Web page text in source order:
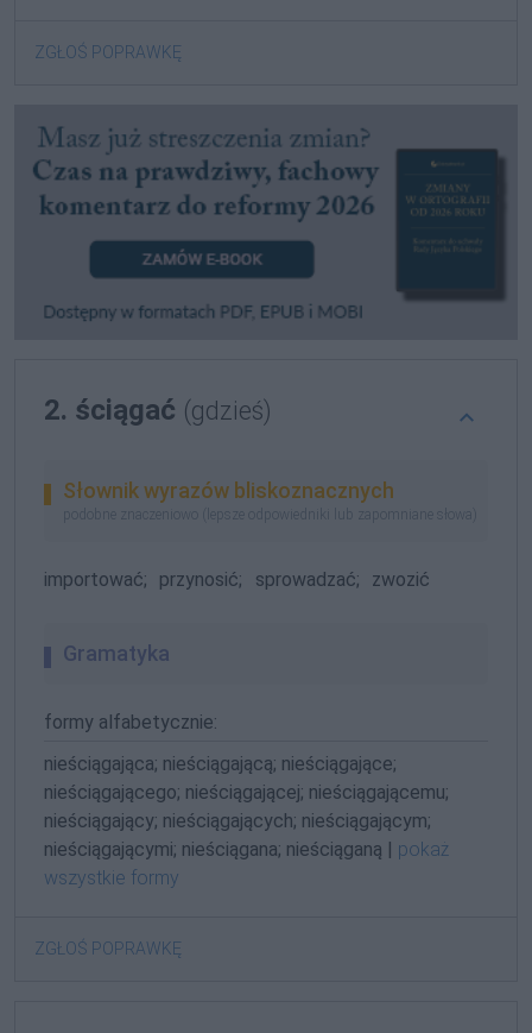
ZGŁOŚ POPRAWKĘ
2. ściągać (gdzieś)
Słownik wyrazów bliskoznacznych
podobne znaczeniowo (lepsze odpowiedniki lub zapomniane słowa)
importować; przynosić; sprowadzać; zwozić
Gramatyka
formy alfabetycznie:
nieściągająca; nieściągającą; nieściągające;
nieściągającego; nieściągającej; nieściągającemu;
nieściągający; nieściągających; nieściągającym;
nieściągającymi; nieściągana; nieściąganą | pokaż
wszystkie formy
ZGŁOŚ POPRAWKĘ